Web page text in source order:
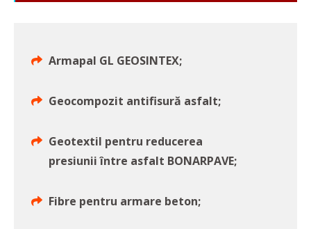
Armapal GL GEOSINTEX;
Geocompozit antifisură asfalt;
Geotextil pentru reducerea
presiunii între asfalt BONARPAVE;
Fibre pentru armare beton;